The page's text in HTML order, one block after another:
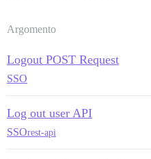
Argomento
Logout POST Request
SSO
Log out user API
SSOrest-api